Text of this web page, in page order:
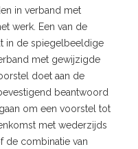
in verband met
werk. Een van de
in de spiegelbeeldige
met gewijzigde
doet aan de
beantwoord
om een voorstel tot
met wederzijds
de combinatie van